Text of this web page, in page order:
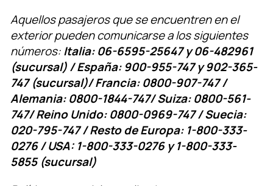
Aquellos pasajeros que se encuentren en el
exterior pueden comunicarse a los siguientes
números:Italia: 06-6595-25647 y 06-482961
(sucursal) / España: 900-955-747 y 902-365-
747 (sucursal)/ Francia: 0800-907-747 /
Alemania: 0800-1844-747/ Suiza: 0800-561-
747/ Reino Unido: 0800-0969-747 / Suecia:
020-795-747 / Resto de Europa: 1-800-333-
0276 / USA: 1-800-333-0276 y 1-800-333-
5855 (sucursal)